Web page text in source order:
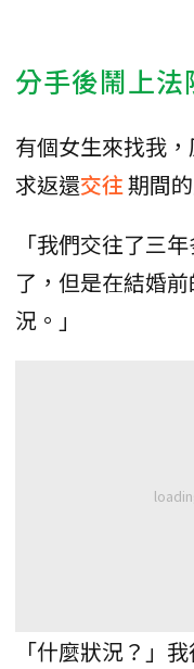
分手後鬧上
有個女生來找我
求返還交往期間
「我們交往了三
了，但是在結婚
況。」
「什麼狀況？」